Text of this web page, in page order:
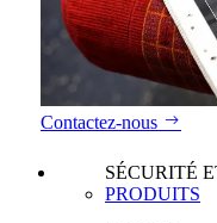
Contactez-nous
SÉCURITÉ
PRODUITS